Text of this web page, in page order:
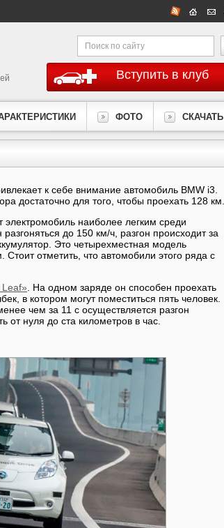
Вступить в клуб
ФОТО СКАЧАТЬ
к себе внимание автомобиль BMW i3.
достаточно для того, чтобы проехать 128 км.
наиболее легким среди
до 150 км/ч, разгон происходит за
Это четырехместная модель
отметить, что автомобили этого ряда с
. На одном заряде он способен проехать
в котором могут поместиться пять человек.
чем за 11 с осуществляется разгон
нуля до ста километров в час.